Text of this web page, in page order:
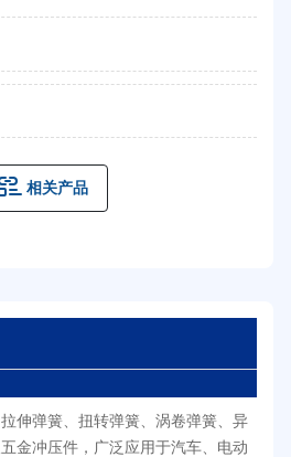
相关产品
伸弹簧、扭转弹簧、涡卷弹簧、异
金冲压件，广泛应用于汽车、电动